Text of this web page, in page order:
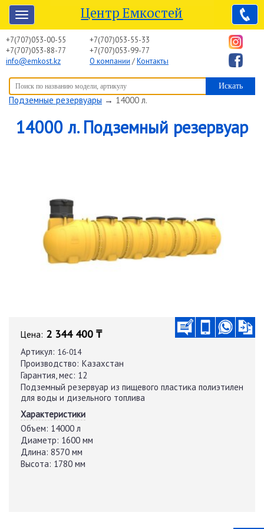
Центр Емкостей
+7(707)053-00-55
+7(707)053-88-77
info@emkost.kz
+7(707)053-55-33
+7(707)053-99-77
О компании /Контакты
Вы здесь:Центр Емкостей→ Емкостное оборудование→
Подземные резервуары → 14000 л.
14000 л. Подземный резервуар
Цена: 2 344 400 ₸
Артикул: 16-014
Производство: Казахстан
Гарантия, мес: 12
Подземный резервуар из пищевого пластика полиэтилен
для воды и дизельного топлива
Характеристики
Объем: 14000 л
Диаметр: 1600 мм
Длина: 8570 мм
Высота: 1780 мм